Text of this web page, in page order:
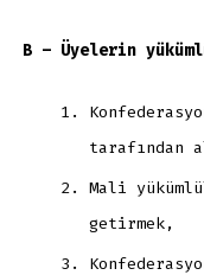
B – Üyelerin
tarafından
Mali
getirmek,